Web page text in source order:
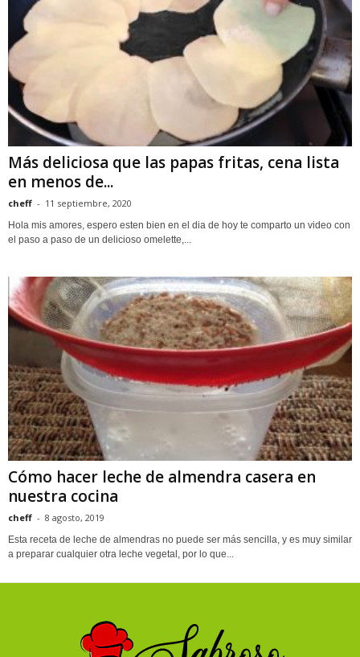
Más deliciosa que las papas fritas, cena lista
en menos de...
cheff - 11 septiembre, 2020
Hola mis amores, espero esten bien en el dia de hoy te comparto un video con
el paso a paso de un delicioso omelette,...
Cómo hacer leche de almendra casera en
nuestra cocina
cheff - 8 agosto, 2019
Esta receta de leche de almendras no puede ser más sencilla, y es muy similar
a preparar cualquier otra leche vegetal, por lo que...